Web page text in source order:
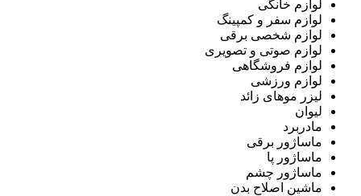
لوازم خانگی
لوازم سفر و کمپینگ
لوازم شخصی برقی
لوازم صوتی و تصویری
لوازم فروشگاهی
لوازم ورزشی
لیزر موهای زائد
لیوان
مادربرد
ماساژور برقی
ماساژور پا
ماساژور چشم
ماشین اصلاح بدن